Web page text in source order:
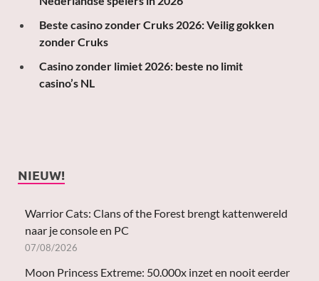
Beste casino zonder Cruks 2026: Veilig gokken
zonder Cruks
Casino zonder limiet 2026: beste no limit
casino’s NL
NIEUW!
Warrior Cats: Clans of the Forest brengt kattenwereld
naar je console en PC
07/08/2026
Moon Princess Extreme: 50.000x inzet en nooit eerder